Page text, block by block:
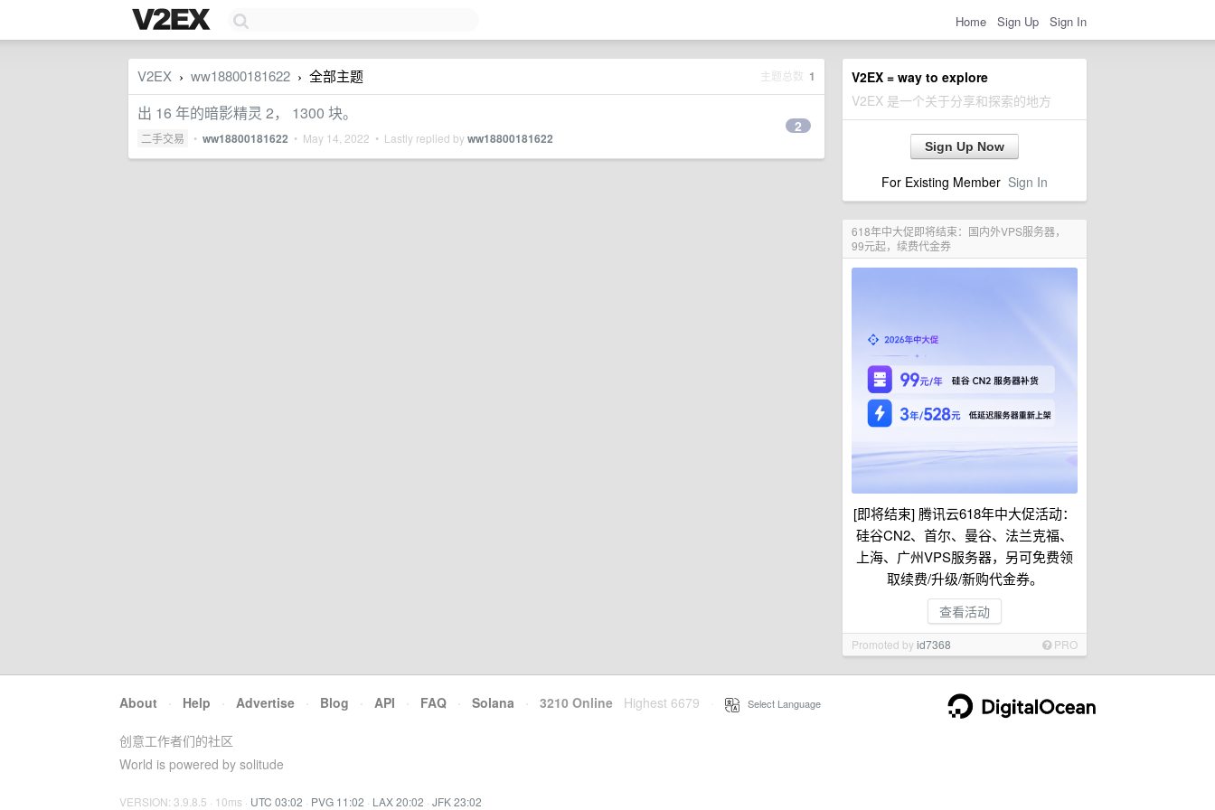
Home Sign Up Sign In
V2EX = way to explore
V2EX 是一个关于分享和探索的地方
Sign Up Now
For Existing Member Sign In
618年中大促即将结束：国内外VPS服务器，
99元起，续费代金券
[即将结束] 腾讯云618年中大促活动：
硅谷CN2、首尔、曼谷、法兰克福、
上海、广州VPS服务器，另可免费领
取续费/升级/新购代金券。
查看活动
Promoted byid7368 PRO
V2EX › ww18800181622 › 全部主题 主题总数 1
出 16 年的暗影精灵 2， 1300 块。
二手交易 • ww18800181622 • May 14, 2022 • Lastly replied byww18800181622
2
About · Help · Advertise · Blog · API · FAQ · Solana · 3210 Online Highest 6679 Select Language
创意工作者们的社区
World is powered by solitude
VERSION: 3.9.8.5 · 10ms · UTC 03:02 · PVG 11:02 · LAX 20:02 · JFK 23:02